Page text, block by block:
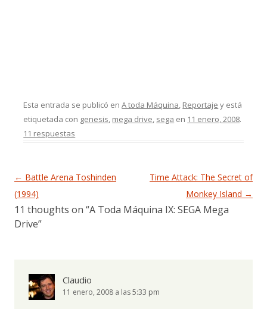
Esta entrada se publicó enA toda Máquina, Reportaje y está
etiquetada con genesis, mega drive, sega en 11 enero, 2008.
11 respuestas
Navegación de entradas
← Battle Arena Toshinden
(1994)
Time Attack: The Secret of
Monkey Island →
11 thoughts on “A Toda Máquina IX: SEGA Mega
Drive”
Claudio
11 enero, 2008 a las 5:33 pm